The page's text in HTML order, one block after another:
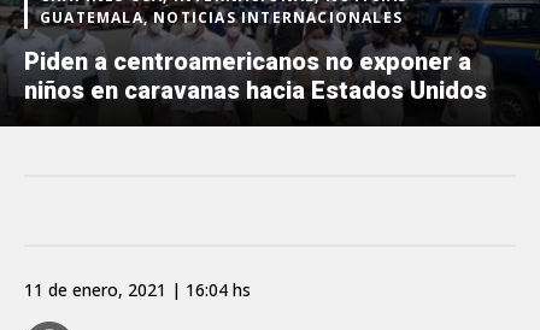
GUATEMALA, NOTICIAS INTERNACIONALES
Piden a centroamericanos no exponer a
niños en caravanas hacia Estados Unidos
11 de enero, 2021 | 16:04 hs